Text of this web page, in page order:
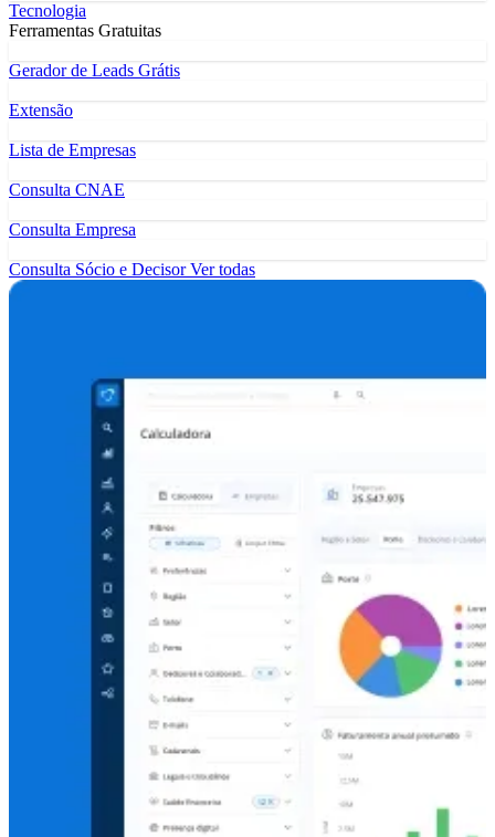
Tecnologia
Ferramentas Gratuitas
Gerador de Leads Grátis
Extensão
Lista de Empresas
Consulta CNAE
Consulta Empresa
Consulta Sócio e DecisorVer todas